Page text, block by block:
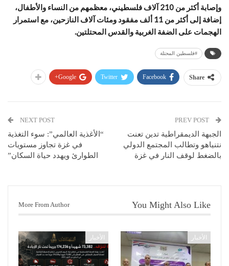
وإصابة أكثر من 210 آلاف فلسطيني، معظمهم من النساء والأطفال،
إضافة إلى أكثر من 11 ألف مفقود ومئات آلاف النازحين، مع استمرار
الهجمات على الضفة الغربية والقدس المحتلتين.
#فلسطين المحتلة
Share
Facebook
Twitter
Google+
الجبهة الديمقراطية تدين تعنت
نتنياهو وتطالب المجتمع الدولي
بالضغط لوقف النار في غزة
NEXT POST
“الأغذية العالمي”: سوء التغذية
في غزة تجاوز مستويات
الطوارئ ويهدد حياة السكان”
You Might Also Like
More From Author
الأخبار الأخبار